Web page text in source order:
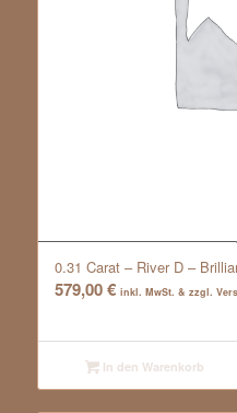
0.31 Carat – River D –
579,00€ inkl. MwSt. & zzgl.
In den Warenkorb